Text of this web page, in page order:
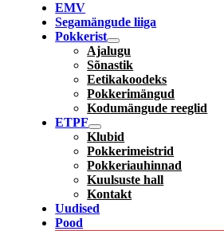
EMV
Segamängude liiga
Pokkerist
Ajalugu
Sõnastik
Eetikakoodeks
Pokkerimängud
Kodumängude reeglid
ETPF
Klubid
Pokkerimeistrid
Pokkeriauhinnad
Kuulsuste hall
Kontakt
Uudised
Pood